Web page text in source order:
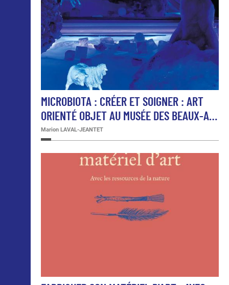
MICROBIOTA : CRÉER ET SOIGNER : ART
ORIENTÉ OBJET AU MUSÉE DES BEAUX-A…
Marion LAVAL-JEANTET